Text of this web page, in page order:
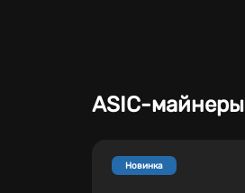
ASIC-майнеры
Новинка